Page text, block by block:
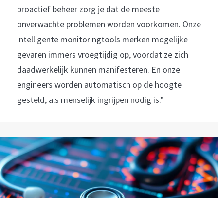
proactief beheer zorg je dat de meeste
onverwachte problemen worden voorkomen. Onze
intelligente monitoringtools merken mogelijke
gevaren immers vroegtijdig op, voordat ze zich
daadwerkelijk kunnen manifesteren. En onze
engineers worden automatisch op de hoogte
gesteld, als menselijk ingrijpen nodig is.”